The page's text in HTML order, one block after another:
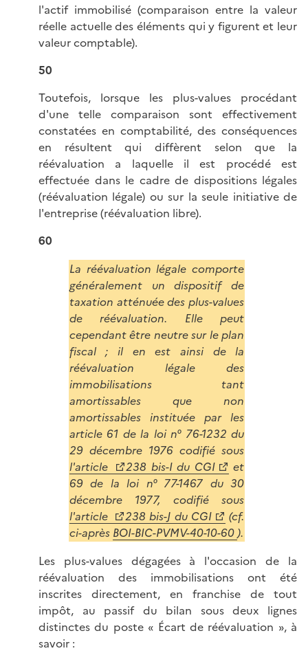
l'actif immobilisé (comparaison entre la valeur
réelle actuelle des éléments qui y figurent et leur
valeur comptable).
50
Toutefois, lorsque les plus-values procédant
d'une telle comparaison sont effectivement
constatées en comptabilité, des conséquences
en résultent qui diffèrent selon que la
réévaluation a laquelle il est procédé est
effectuée dans le cadre de dispositions légales
(réévaluation légale) ou sur la seule initiative de
l'entreprise (réévaluation libre).
60
La réévaluation légale comporte
généralement un dispositif de
taxation atténuée des plus-values
de réévaluation. Elle peut
cependant être neutre sur le plan
fiscal ; il en est ainsi de la
réévaluation légale des
immobilisations tant
amortissables que non
amortissables instituée par les
article 61 de la loi n° 76-1232 du
29 décembre 1976 codifié sous
l'article
238 bis-I du CGI
et
69 de la loi n° 77-1467 du 30
décembre 1977, codifié sous
l'article
238 bis-J du CGI
(cf.
ci-après BOI-BIC-PVMV-40-10-60).
Les plus-values dégagées à l'occasion de la
réévaluation des immobilisations ont été
inscrites directement, en franchise de tout
impôt, au passif du bilan sous deux lignes
distinctes du poste « Écart de réévaluation », à
savoir :